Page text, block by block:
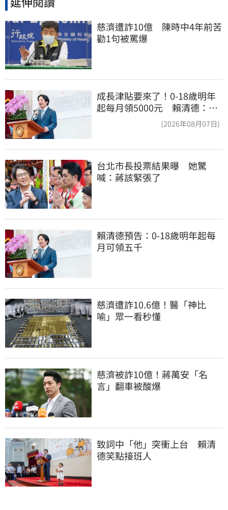
慈濟遭詐10億　陳時中4年前苦
勸1句被罵爆
成長津貼要來了！0-18歲明年
起每月領5000元 賴清德：此
(2026年08月07日)
台北市長投票結果曝　她驚
喊：蔣該緊張了
賴清德預告：0-18歲明年起每
月可領五千
慈濟遭詐10.6億！醫「神比
喻」眾一看秒懂
慈濟被詐10億！蔣萬安「名
言」翻車被酸爆
致詞中「他」突衝上台　賴清
德笑點接班人